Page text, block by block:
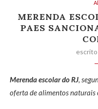
MERENDA
PAES
Merenda escolardo RJ,
oferta de alimentos naturais